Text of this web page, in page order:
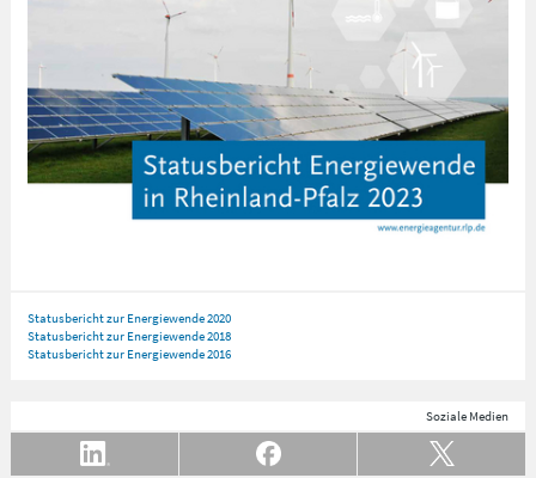
Statusbericht zur Energiewende 2020
Statusbericht zur Energiewende 2018
Statusbericht zur Energiewende 2016
Soziale Medien